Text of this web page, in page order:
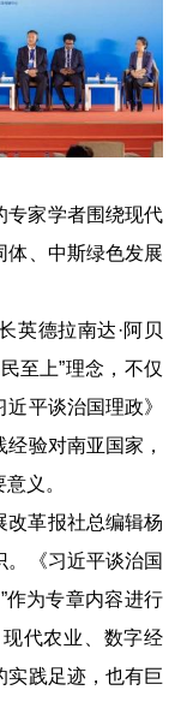
专家学者围绕现代
体、中斯绿色发展
英德拉南达·阿贝
至上”理念，不仅
平谈治国理政》
验对南亚国家，
义。
改革报社总编辑杨
。《习近平谈治国
作为专章内容进行
代农业、数字经
实践足迹，也有巨